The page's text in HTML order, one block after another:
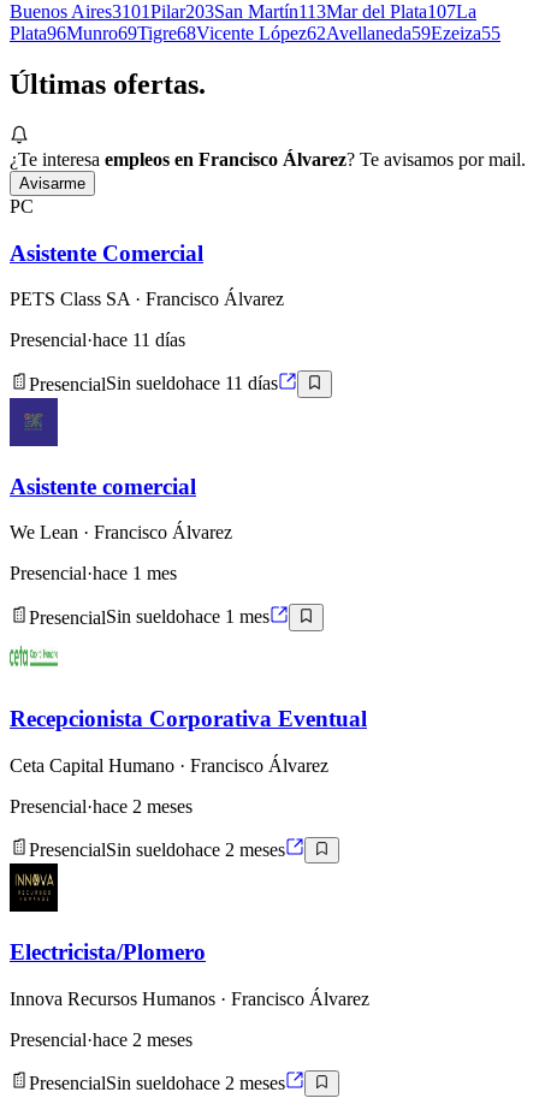
Buenos Aires3101Pilar203San Martín113Mar del Plata107La
Plata96Munro69Tigre68Vicente López62Avellaneda59Ezeiza55
Últimas ofertas.
¿Te interesa empleos en Francisco Álvarez? Te avisamos por mail.
Avisarme
PC
Asistente Comercial
PETS Class SA· Francisco Álvarez
Presencial·hace 11 días
PresencialSin sueldohace 11 días
Asistente comercial
We Lean · Francisco Álvarez
Presencial·hace 1 mes
PresencialSin sueldohace 1 mes
Recepcionista Corporativa Eventual
Ceta Capital Humano · Francisco Álvarez
Presencial·hace 2 meses
PresencialSin sueldohace 2 meses
Electricista/Plomero
Innova Recursos Humanos · Francisco Álvarez
Presencial·hace 2 meses
PresencialSin sueldohace 2 meses